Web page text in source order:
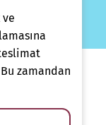
zamandan